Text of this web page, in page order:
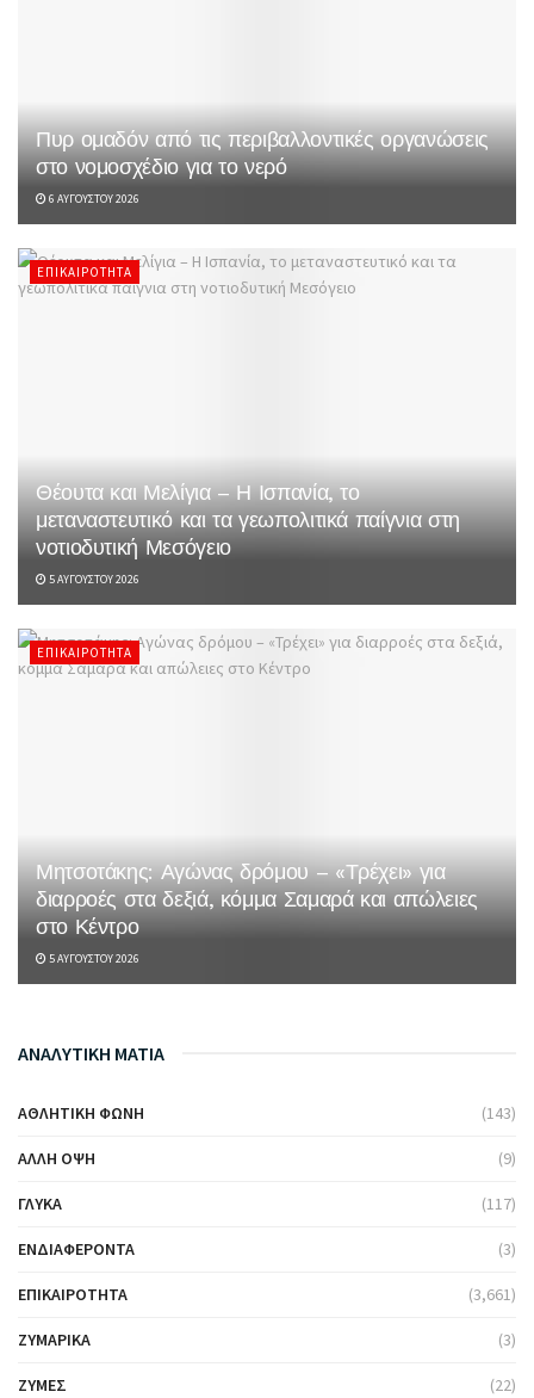
Πυρ ομαδόν από τις περιβαλλοντικές οργανώσεις
στο νομοσχέδιο για το νερό
6 ΑΥΓΟΎΣΤΟΥ 2026
ΕΠΙΚΑΙΡΌΤΗΤΑ
Θέουτα και Μελίγια – Η Ισπανία, το
μεταναστευτικό και τα γεωπολιτικά παίγνια στη
νοτιοδυτική Μεσόγειο
5 ΑΥΓΟΎΣΤΟΥ 2026
ΕΠΙΚΑΙΡΌΤΗΤΑ
Μητσοτάκης: Αγώνας δρόμου – «Τρέχει» για
διαρροές στα δεξιά, κόμμα Σαμαρά και απώλειες
στο Κέντρο
5 ΑΥΓΟΎΣΤΟΥ 2026
ΑΝΑΛΥΤΙΚΗ ΜΑΤΙΑ
ΑΘΛΗΤΙΚΉ ΦΩΝΉ (143)
ΆΛΛΗ ΌΨΗ (9)
ΓΛΥΚΆ (117)
ΕΝΔΙΑΦΈΡΟΝΤΑ (3)
ΕΠΙΚΑΙΡΌΤΗΤΑ (3,661)
ΖΥΜΑΡΙΚΆ (3)
ΖΎΜΕΣ (22)